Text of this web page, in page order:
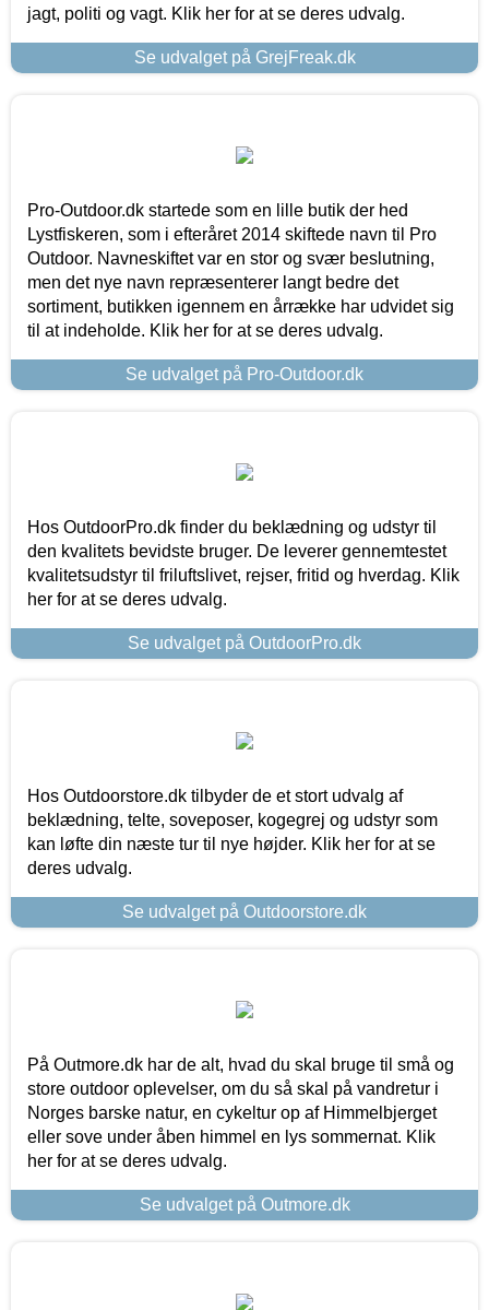
jagt, politi og vagt. Klik her for at se deres udvalg.
Se udvalget på GrejFreak.dk
Pro-Outdoor.dk startede som en lille butik der hed
Lystfiskeren, som i efteråret 2014 skiftede navn til Pro
Outdoor. Navneskiftet var en stor og svær beslutning,
men det nye navn repræsenterer langt bedre det
sortiment, butikken igennem en årrække har udvidet sig
til at indeholde. Klik her for at se deres udvalg.
Se udvalget på Pro-Outdoor.dk
Hos OutdoorPro.dk finder du beklædning og udstyr til
den kvalitets bevidste bruger. De leverer gennemtestet
kvalitetsudstyr til friluftslivet, rejser, fritid og hverdag. Klik
her for at se deres udvalg.
Se udvalget på OutdoorPro.dk
Hos Outdoorstore.dk tilbyder de et stort udvalg af
beklædning, telte, soveposer, kogegrej og udstyr som
kan løfte din næste tur til nye højder. Klik her for at se
deres udvalg.
Se udvalget på Outdoorstore.dk
På Outmore.dk har de alt, hvad du skal bruge til små og
store outdoor oplevelser, om du så skal på vandretur i
Norges barske natur, en cykeltur op af Himmelbjerget
eller sove under åben himmel en lys sommernat. Klik
her for at se deres udvalg.
Se udvalget på Outmore.dk